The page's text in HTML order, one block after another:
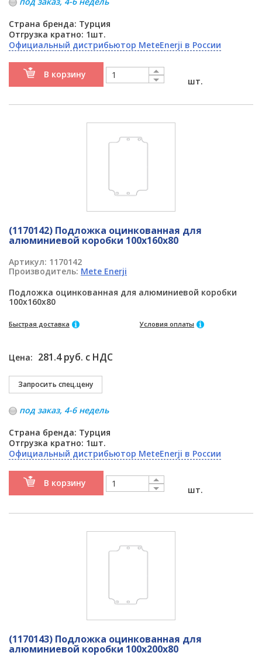
Страна бренда: Турция
Отгрузка кратно: 1шт.
Официальный дистрибьютор MeteEnerji в России
В корзину
шт.
(1170142) Подложка оцинкованная для
алюминиевой коробки 100x160x80
Артикул: 1170142
Производитель: Mete Enerji
Подложка оцинкованная для алюминиевой коробки
100x160x80
Быстрая доставка Условия оплаты
Цена: 281.4 руб. с НДС
под заказ, 4-6 недель
Страна бренда: Турция
Отгрузка кратно: 1шт.
Официальный дистрибьютор MeteEnerji в России
В корзину
шт.
(1170143) Подложка оцинкованная для
алюминиевой коробки 100x200x80